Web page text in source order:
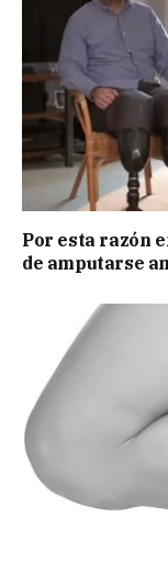
Por esta razón
de amputarse